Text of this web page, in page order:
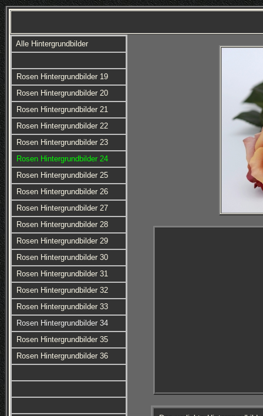
Alle Hintergrundbilder
Rosen Hintergrundbilder 19
Rosen Hintergrundbilder 20
Rosen Hintergrundbilder 21
Rosen Hintergrundbilder 22
Rosen Hintergrundbilder 23
Rosen Hintergrundbilder 24
Rosen Hintergrundbilder 25
Rosen Hintergrundbilder 26
Rosen Hintergrundbilder 27
Rosen Hintergrundbilder 28
Rosen Hintergrundbilder 29
Rosen Hintergrundbilder 30
Rosen Hintergrundbilder 31
Rosen Hintergrundbilder 32
Rosen Hintergrundbilder 33
Rosen Hintergrundbilder 34
Rosen Hintergrundbilder 35
Rosen Hintergrundbilder 36